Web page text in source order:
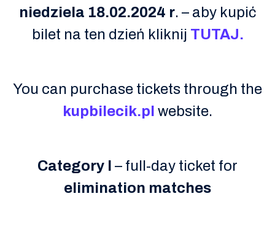
niedziela 18.02.2024 r. – aby kupić
bilet na ten dzień kliknij TUTAJ.
You can purchase tickets through the
kupbilecik.pl website.
Category I
– full-day ticket for
elimination matches